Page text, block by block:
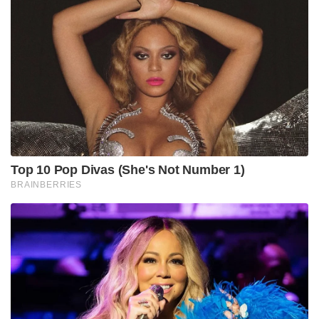
Top 10 Pop Divas (She's Not Number 1)
BRAINBERRIES